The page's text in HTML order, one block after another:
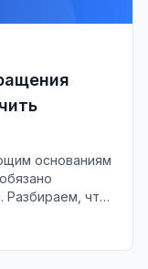
основаниям
что